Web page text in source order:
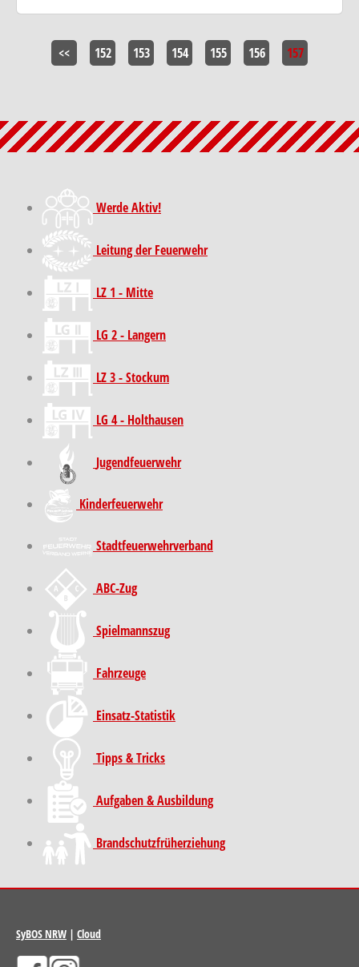
<< 152 153 154 155 156 157
Werde Aktiv!
Leitung der Feuerwehr
LZ 1 - Mitte
LG 2 - Langern
LZ 3 - Stockum
LG 4 - Holthausen
Jugendfeuerwehr
Kinder­feuer­wehr
Stadt­feuer­wehr­verband
ABC-Zug
Spielmannszug
Fahrzeuge
Einsatz-Statistik
Tipps & Tricks
Aufgaben & Ausbildung
Brand­schutz­früh­erziehung
SyBOS NRW | Cloud